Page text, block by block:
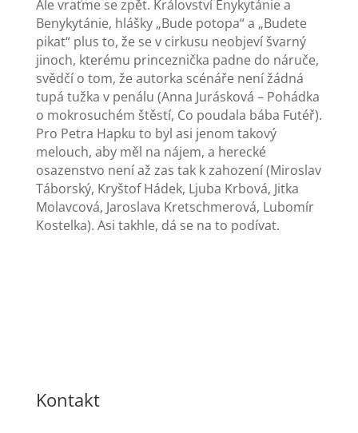
Ale vraťme se zpět. Království Enykytánie a
Benykytánie, hlášky „Bude potopa“ a „Budete
pikat“ plus to, že se v cirkusu neobjeví švarný
jinoch, kterému princeznička padne do náruče,
svědčí o tom, že autorka scénáře není žádná
tupá tužka v penálu (Anna Jurásková – Pohádka
o mokrosuchém štěstí, Co poudala bába Futéř).
Pro Petra Hapku to byl asi jenom takový
melouch, aby měl na nájem, a herecké
osazenstvo není až zas tak k zahození (Miroslav
Táborský, Kryštof Hádek, Ljuba Krbová, Jitka
Molavcová, Jaroslava Kretschmerová, Lubomír
Kostelka). Asi takhle, dá se na to podívat.
Kontakt